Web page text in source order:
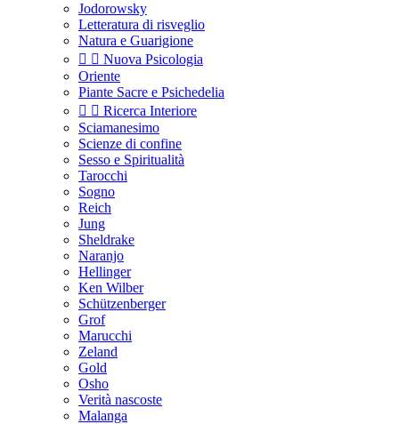
Jodorowsky
Letteratura di risveglio
Natura e Guarigione
  Nuova Psicologia
Oriente
Piante Sacre e Psichedelia
  Ricerca Interiore
Sciamanesimo
Scienze di confine
Sesso e Spiritualità
Tarocchi
Sogno
Reich
Jung
Sheldrake
Naranjo
Hellinger
Ken Wilber
Schützenberger
Grof
Marucchi
Zeland
Gold
Osho
Verità nascoste
Malanga